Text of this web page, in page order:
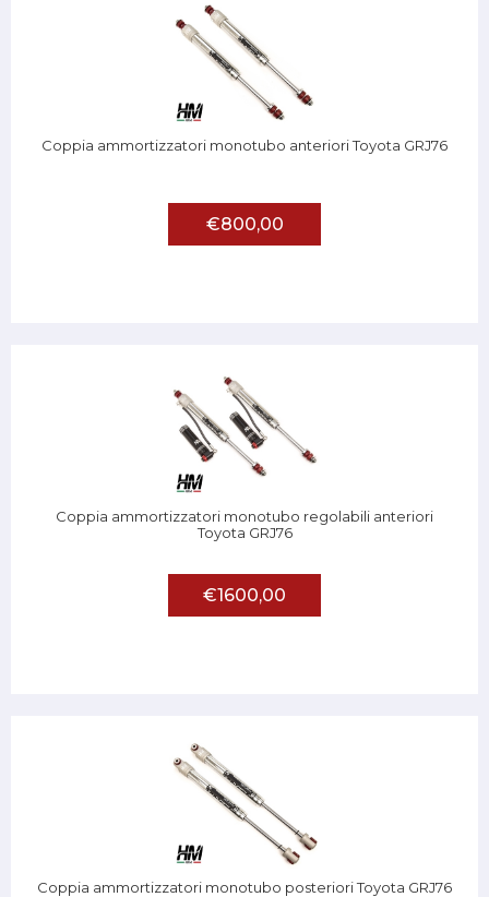
Coppia ammortizzatori monotubo anteriori Toyota GRJ76
€800,00
Coppia ammortizzatori monotubo regolabili anteriori
Toyota GRJ76
€1600,00
Coppia ammortizzatori monotubo posteriori Toyota GRJ76